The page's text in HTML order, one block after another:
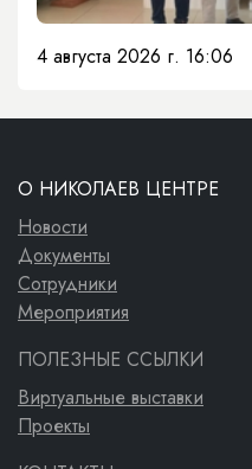
4 августа 2026 г. 16:06
О НИКОЛАЕВ ЦЕНТРЕ
Новости
Документы
Сотрудники
Мероприятия
ПОЛЕЗНЫЕ ССЫЛКИ
Виртуальные выставки
Проекты